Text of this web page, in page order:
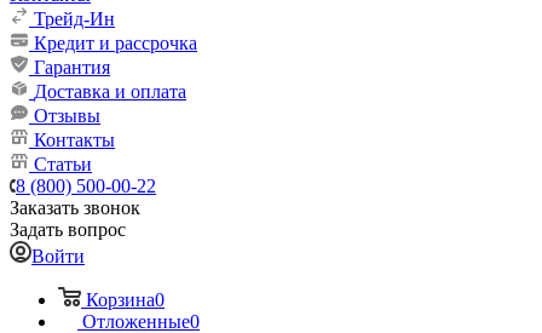
Трейд-Ин
Кредит и рассрочка
Гарантия
Доставка и оплата
Отзывы
Контакты
Статьи
8 (800) 500-00-22
Заказать звонок
Задать вопрос
Войти
Корзина0
Отложенные0